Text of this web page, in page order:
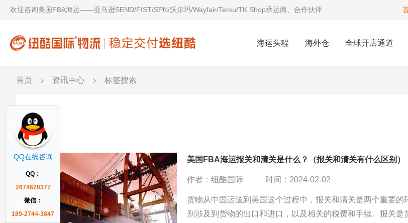
欢迎咨询美国FBA海运——亚马逊SEND/FIST/SPN/沃尔玛/Wayfair/Temu/TK Shop承运商、合作伙伴
海运头程 海外仓 全球开店通道
首页 资讯中心 标签搜索
报关
美国FBA海运报关和清关是什么？（报关和清关有什么区别）
作者：纽酷国际 时间：2024-02-02
货物从中国运送到美国这个过程中，报关和清关是两个重要的
别涉及到货物的出口和进口，以及相关的税费和手续。报关是
QQ在线咨询
QQ：
2674628377
微信：
189-2744-3847